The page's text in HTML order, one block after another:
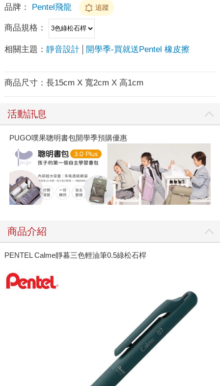
品牌： Pentel飛龍 追蹤
商品規格：
相關主題： 靜音設計 開學季-買就送Pentel 橡皮擦
商品尺寸： 長15cm X 寬2cm X 高1cm
活動訊息
PUGO噗果聰明書包開學季預購優惠
商品介紹
PENTEL Calme靜暮三色輕油筆0.5綠松石桿